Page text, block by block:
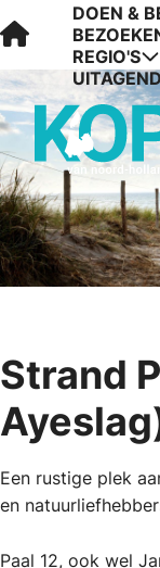
Visit Kop van
DOEN &
REGIO'S
Strand
Een rustige plek
en
Paal 12, ook wel